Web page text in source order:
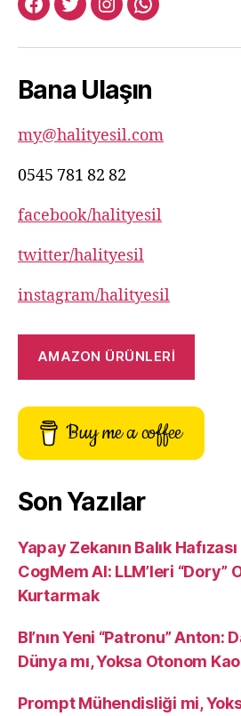
facebook:halityesil
twitter:halityesil
instagram:halityesil
82
Bana Ulaşın
my@halityesil.com
0545 781 82 82
facebook/halityesil
twitter/halityesil
instagram/halityesil
AMAZON ÜRÜNLERİ
Buy me a coffee
Son Yazılar
Yapay Zekanın Balık
CogMem AI: LLM’leri “Dory”
Kurtarmak
BI’nın Yeni “Patronu” Anton:
Dünya mı, Yoksa Otonom
Prompt Mühendisliği mi,